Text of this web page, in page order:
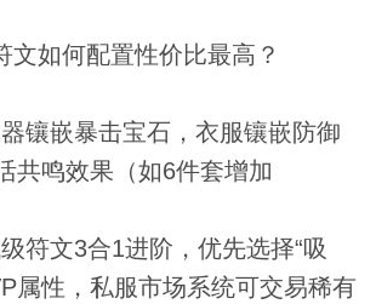
文如何配置性价比最高？
镶嵌暴击宝石，衣服镶嵌防御
共鸣效果（如6件套增加
符文3合1进阶，优先选择“吸
属性，私服市场系统可交易稀有